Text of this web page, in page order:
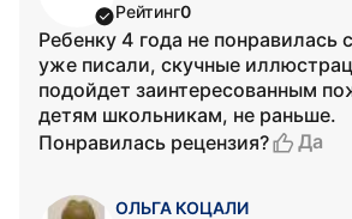
Рейтинг0
Ребенку 4 года не понравилась
уже писали, скучные
подойдет заинтересованным
детям школьникам, не раньше.
Понравилась рецензия?
Да
ОЛЬГА КОЦАЛИ